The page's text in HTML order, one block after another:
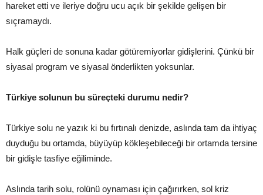
hareket etti ve ileriye doğru ucu açık bir şekilde gelişen bir
sıçramaydı.
Halk güçleri de sonuna kadar götüremiyorlar gidişlerini. Çünkü bir
siyasal program ve siyasal önderlikten yoksunlar.
Türkiye solunun bu süreçteki durumu nedir?
Türkiye solu ne yazık ki bu fırtınalı denizde, aslında tam da ihtiyaç
duyduğu bu ortamda, büyüyüp kökleşebileceği bir ortamda tersine
bir gidişle tasfiye eğiliminde.
Aslında tarih solu, rolünü oynaması için çağırırken, sol kriz